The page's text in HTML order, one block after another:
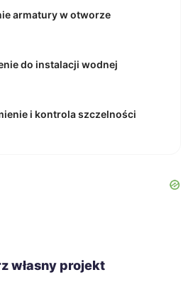
armatury w otworze
do instalacji wodnej
i kontrola szczelności
własny projekt